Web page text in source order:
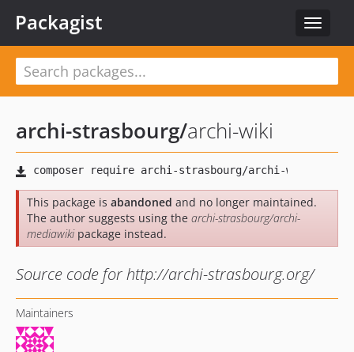
Toggle
Packagist
archi-strasbourg/archi-wiki
This package is abandoned and no longer maintained.
The author suggests using the archi-strasbourg/archi-
mediawikipackage instead.
Source code for http://archi-strasbourg.org/
Maintainers